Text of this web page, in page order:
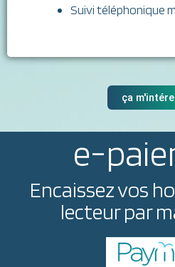
Suivi téléphonique
ça
e-
Encaissez vos
lecteur par